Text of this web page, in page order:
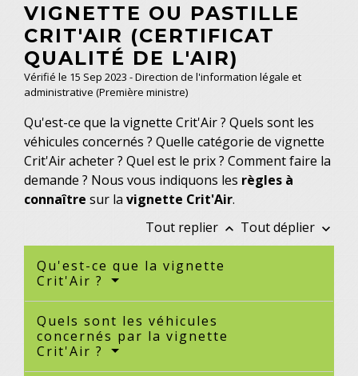
VIGNETTE OU PASTILLE
CRIT'AIR (CERTIFICAT
QUALITÉ DE L'AIR)
Vérifié le 15 Sep 2023 - Direction de l'information légale et
administrative (Première ministre)
Qu'est-ce que la vignette Crit'Air ? Quels sont les
véhicules concernés ? Quelle catégorie de vignette
Crit'Air acheter ? Quel est le prix ? Comment faire la
demande ? Nous vous indiquons les règles à
connaître sur la vignette Crit'Air.
Tout replier keyboard_arrow_up Tout déplier keyboard_arrow_down
Qu'est-ce que la vignette
Crit'Air ?
Quels sont les véhicules
concernés par la vignette
Crit'Air ?